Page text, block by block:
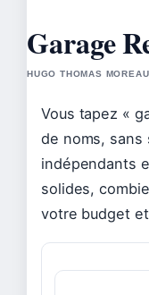
Garage
HUGO THOMAS
Vous tapez «
de noms, sans
indépendants
solides,
votre budget